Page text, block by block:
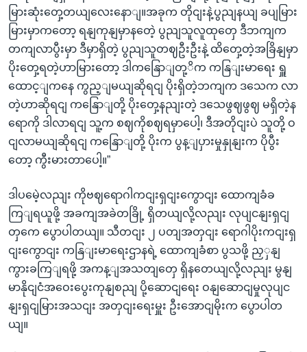
မြားဆုံးတှေ့တယျလေးနောျ။အခုက တိုငျးနဲ့ပွညျနယျ ခပျမြား
မြားမှာကတော့ ရနျကုနျမှာနတေဲ့ ပွညျသူလူထုတှေ ဒီဘကျက
တကျလာပွီးမှာ ဒီမှာရှိတဲ့ ပွညျသူတဈဦးဦးနဲ့ ထိတှေ့တဲ့အခြိနျမှာ
ပိုးတှေ့ရတဲ့ဟာမြားတော့ ဒါကနြောျတု့ိက ကနြျးမာရေး ရှူ
ထောင့ျကနေ ကွည့ျမယျဆိုရငျ ပိုးရှိတဲ့ဘကျက ဒသေက လာ
တဲ့ဟာဆိုရငျ ကနြောျတို့ ပိုးတှေ့နညျးတဲ့ ဒသေဖွဈဖွဈ မရှိတဲ့န
ရောကို ဒါလာရငျ သူ့က စဈကိုစဈရမှာပေါ့၊ ဒီအတိုငျးပဲ သူတို့ ဝ
ငျလာမယျဆိုရငျ ကနြောျတို့ ပိုးက ပွန့ျပှားမှုနှုနျးက ပိုပွီး
တော့ ကွီးမားတာပေါ့။”
ဒါပမေဲ့လညျး ကိုဗဈရောဂါကငျးရှငျးကွောငျး ထောကျခံခ
ကြျရယူဖို့ အခကျအခဲတခြို့ ရှိတယျလို့လညျး လုပျငနျးရှငျ
တှကေ ပွောပါတယျ။ သီတငျး ၂ ပတျအတှငျး ရောဂါပိုးကငျးရှ
ငျးကွောငျး ကနြျးမာရေးဌာနရဲ့ ထောကျခံစာ ပွသဖို့ ညှှနျ
ကွားခကြျရဖို့ အကန့ျအသတျတှေ ရှိနတေယျလို့လညျး မွနျ
မာနိုငျငံအဝေးပွေးကုနျစညျ ပို့ဆောငျရေး ဝနျဆောငျမှုလုပျင
နျးရှငျမြားအသငျး အတှငျးရေးမှူး ဦးအောငျမိုးက ပွောပါတ
ယျ။